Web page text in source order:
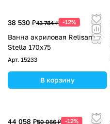
38 530 ₽43 784 ₽ -12%
Ванна акриловая Relisan
Stella 170х75
Арт. 15233
В корзину
44 058 ₽50 066 ₽ -12%